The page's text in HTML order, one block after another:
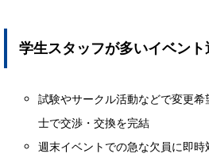
学生スタッフが多いイベン
試験やサークル活動などで変更
士で交渉・交換を完結
週末イベントでの急な欠員に即